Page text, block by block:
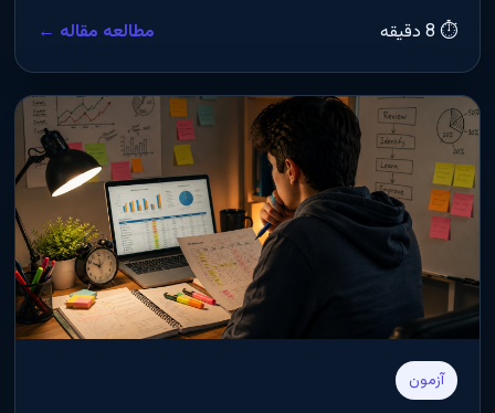
⏱ 8 دقیقه مطالعه مقاله ←
آزمون